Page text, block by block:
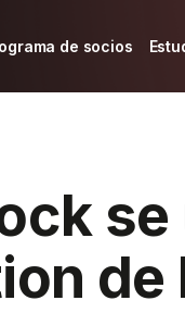
de socios
de